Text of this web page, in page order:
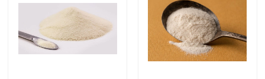
E471 γαλακτωματοποιητής τροφίμων